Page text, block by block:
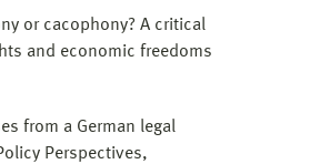
or cacophony? A critical
and economic freedoms
from a German legal
Perspectives,